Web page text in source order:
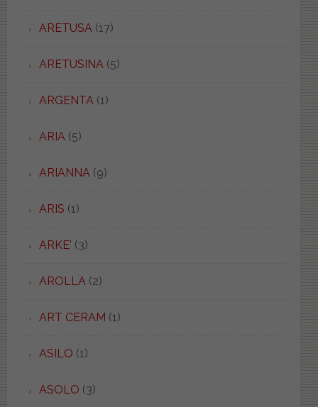
ARETUSA(17)
ARETUSINA(5)
ARGENTA(1)
ARIA(5)
ARIANNA(9)
ARIS (1)
ARKE' (3)
AROLLA(2)
ART CERAM (1)
ASILO (1)
ASOLO (3)